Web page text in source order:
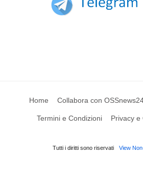
Home Collabora con
Termini e Condizioni Privacy e
Tutti i diritti sono riservati View